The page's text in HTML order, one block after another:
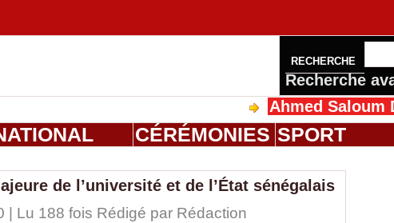
RECHERCHE
Recherche
Ahmed Saloum Dieng
CÉRÉMONIES SPORT
de l’université et de l’État sénégalais
| Lu 188 fois Rédigé par Rédaction